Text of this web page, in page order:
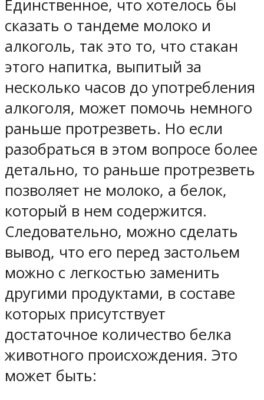
Единственное, что хотелось бы
сказать о тандеме молоко и
алкоголь, так это то, что стакан
этого напитка, выпитый за
несколько часов до употребления
алкоголя, может помочь немного
раньше протрезветь. Но если
разобраться в этом вопросе более
детально, то раньше протрезветь
позволяет не молоко, а белок,
который в нем содержится.
Следовательно, можно сделать
вывод, что его перед застольем
можно с легкостью заменить
другими продуктами, в составе
которых присутствует
достаточное количество белка
животного происхождения. Это
может быть: